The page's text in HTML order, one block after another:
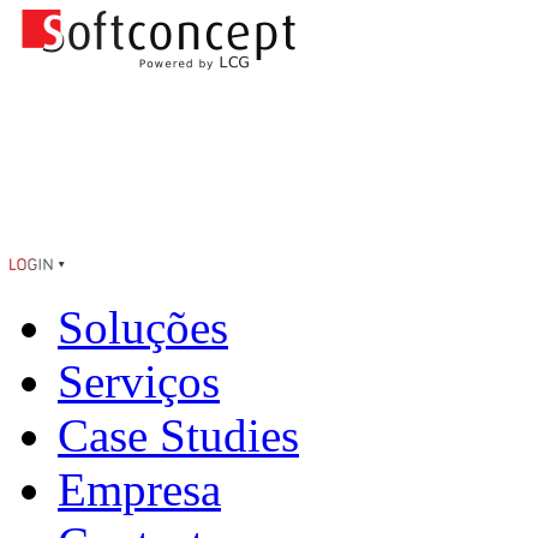
Soluções
Serviços
Case Studies
Empresa